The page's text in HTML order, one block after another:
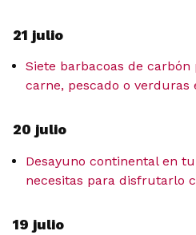
21 julio
Siete barbacoas de
carne, pescado o verduras
20 julio
Desayuno continental en
necesitas para disfrutarlo
19 julio